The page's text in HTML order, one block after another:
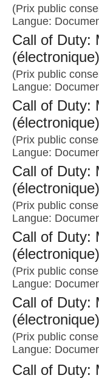
(Prix public
Langue:
Call of Duty:
(électronique)
(Prix public
Langue:
Call of Duty:
(électronique)
(Prix public
Langue:
Call of Duty:
(électronique)
(Prix public
Langue:
Call of Duty:
(électronique)
(Prix public
Langue:
Call of Duty:
(électronique)
(Prix public
Langue:
Call of Duty: